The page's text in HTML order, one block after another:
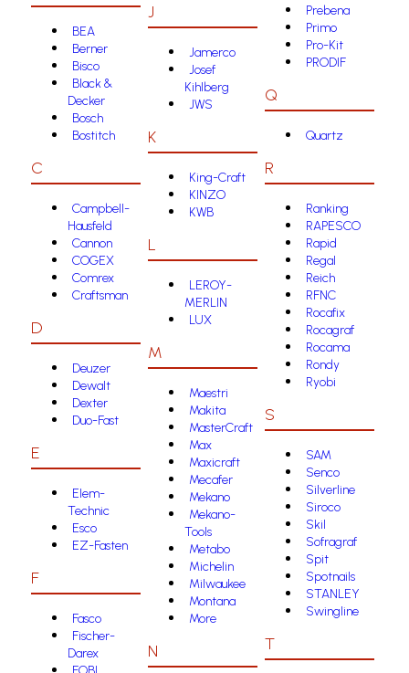
BEA
Berner
Bisco
Black &
Decker
Bosch
Bostitch
C
Campbell-
Hausfeld
Cannon
COGEX
Comrex
Craftsman
D
Deuzer
Dewalt
Dexter
Duo-Fast
E
Elem-
Technic
Esco
EZ-Fasten
F
Fasco
Fischer-
Darex
J
Jamerco
Josef
Kihlberg
JWS
K
King-Craft
KINZO
KWB
L
LEROY-
MERLIN
LUX
M
Maestri
Makita
MasterCraft
Max
Maxicraft
Mecafer
Mekano
Mekano-
Tools
Metabo
Michelin
Milwaukee
Montana
More
N
Prebena
Primo
Pro-Kit
PRODIF
Q
Quartz
R
Ranking
RAPESCO
Rapid
Regal
Reich
RFNC
Rocafix
Rocagraf
Rocama
Rondy
Ryobi
S
SAM
Senco
Silverline
Siroco
Skil
Sofragraf
Spit
Spotnails
STANLEY
Swingline
T